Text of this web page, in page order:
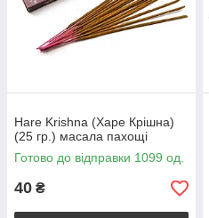
Hare Krishna (Харе Крішна)
(25 гр.) масала пахощі
Готово до відправки 1099 од.
40 ₴